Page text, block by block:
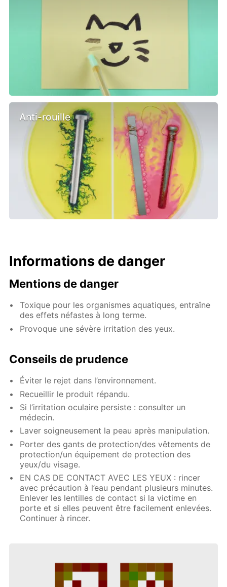
Anti-rouille
Informations de danger
Mentions de danger
Toxique pour les organismes aquatiques, entraîne
des effets néfastes à long terme.
Provoque une sévère irritation des yeux.
Conseils de prudence
Éviter le rejet dans l’environnement.
Recueillir le produit répandu.
Si l’irritation oculaire persiste : consulter un
médecin.
Laver soigneusement la peau après manipulation.
Porter des gants de protection/des vêtements de
protection/un équipement de protection des
yeux/du visage.
EN CAS DE CONTACT AVEC LES YEUX : rincer
avec précaution à l’eau pendant plusieurs minutes.
Enlever les lentilles de contact si la victime en
porte et si elles peuvent être facilement enlevées.
Continuer à rincer.